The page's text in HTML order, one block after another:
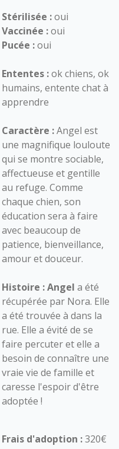
Stérilisée :oui
Vaccinée :oui
Pucée :oui
Ententes :ok chiens, ok
humains, entente chat à
apprendre
Caractère :Angel est
une magnifique louloute
qui se montre sociable,
affectueuse et gentille
au refuge. Comme
chaque chien, son
éducation sera à faire
avec beaucoup de
patience, bienveillance,
amour et douceur.
Histoire : Angel a été
récupérée par Nora. Elle
a été trouvée à dans la
rue. Elle a évité de se
faire percuter et elle a
besoin de connaître une
vraie vie de famille et
caresse l'espoir d'être
adoptée !
Frais d'adoption :320€